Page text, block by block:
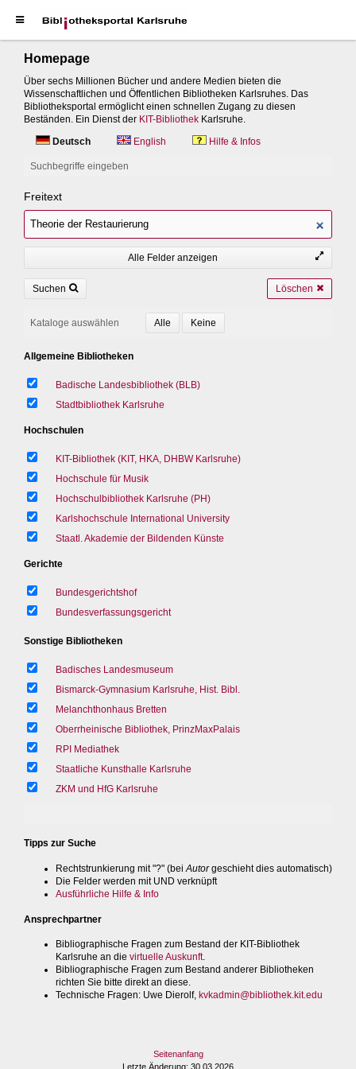
Homepage
Über sechs Millionen Bücher und andere Medien bieten die
Wissenschaftlichen und Öffentlichen Bibliotheken Karlsruhes. Das
Bibliotheksportal ermöglicht einen schnellen Zugang zu diesen
Beständen. Ein Dienst der KIT-Bibliothek Karlsruhe.
Deutsch
English Hilfe & Infos
Suchbegriffe eingeben
Freitext
Alle Felder anzeigen
Suchen Löschen
Kataloge auswählen
Allgemeine Bibliotheken
Badische Landesbibliothek (BLB)
Stadtbibliothek Karlsruhe
Hochschulen
KIT-Bibliothek (KIT, HKA, DHBW Karlsruhe)
Hochschule für Musik
Hochschulbibliothek Karlsruhe (PH)
Karlshochschule International University
Staatl. Akademie der Bildenden Künste
Gerichte
Bundesgerichtshof
Bundesverfassungsgericht
Sonstige Bibliotheken
Badisches Landesmuseum
Bismarck-Gymnasium Karlsruhe, Hist. Bibl.
Melanchthonhaus Bretten
Oberrheinische Bibliothek, PrinzMaxPalais
RPI Mediathek
Staatliche Kunsthalle Karlsruhe
ZKM und HfG Karlsruhe
Tipps zur Suche
Rechtstrunkierung mit "?" (bei Autorgeschieht dies automatisch)
Die Felder werden mit UND verknüpft
Ausführliche Hilfe & Info
Ansprechpartner
Bibliographische Fragen zum Bestand der KIT-Bibliothek
Karlsruhe an die virtuelle Auskunft.
Bibliographische Fragen zum Bestand anderer Bibliotheken
richten Sie bitte direkt an diese.
Technische Fragen: Uwe Dierolf, kvkadmin@bibliothek.kit.edu
Seitenanfang
Letzte Änderung: 30.03.2026